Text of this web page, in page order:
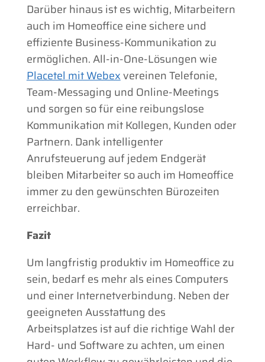
Darüber hinaus ist es wichtig, Mitarbeitern
auch im Homeoffice eine sichere und
effiziente Business-Kommunikation zu
ermöglichen. All-in-One-Lösungen wie
Placetel mit Webexvereinen Telefonie,
Team-Messaging und Online-Meetings
und sorgen so für eine reibungslose
Kommunikation mit Kollegen, Kunden oder
Partnern. Dank intelligenter
Anrufsteuerung auf jedem Endgerät
bleiben Mitarbeiter so auch im Homeoffice
immer zu den gewünschten Bürozeiten
erreichbar.
Fazit
Um langfristig produktiv im Homeoffice zu
sein, bedarf es mehr als eines Computers
und einer Internetverbindung. Neben der
geeigneten Ausstattung des
Arbeitsplatzes ist auf die richtige Wahl der
Hard- und Software zu achten, um einen